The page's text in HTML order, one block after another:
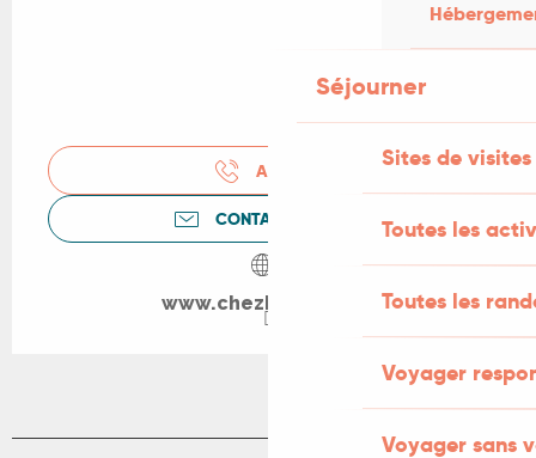
Séjourner
Sites de visites
Toutes les
Toutes les
Voyager
Voyager sans
APPELER
CONTACTEZ-NOUS
www.chezhelene.net